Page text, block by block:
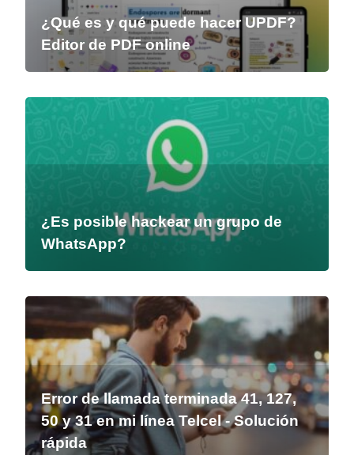
¿Qué es y qué puede hacer UPDF?
Editor de PDF online
¿Es posible hackear un grupo de
WhatsApp?
Error de llamada terminada 41, 127,
50 y 31 en mi línea Telcel - Solución
rápida